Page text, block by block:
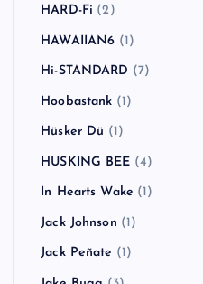
HARD-Fi (2)
HAWAIIAN6 (1)
Hi-STANDARD (7)
Hoobastank (1)
Hüsker Dü (1)
HUSKING BEE (4)
In Hearts Wake (1)
Jack Johnson (1)
Jack Peñate (1)